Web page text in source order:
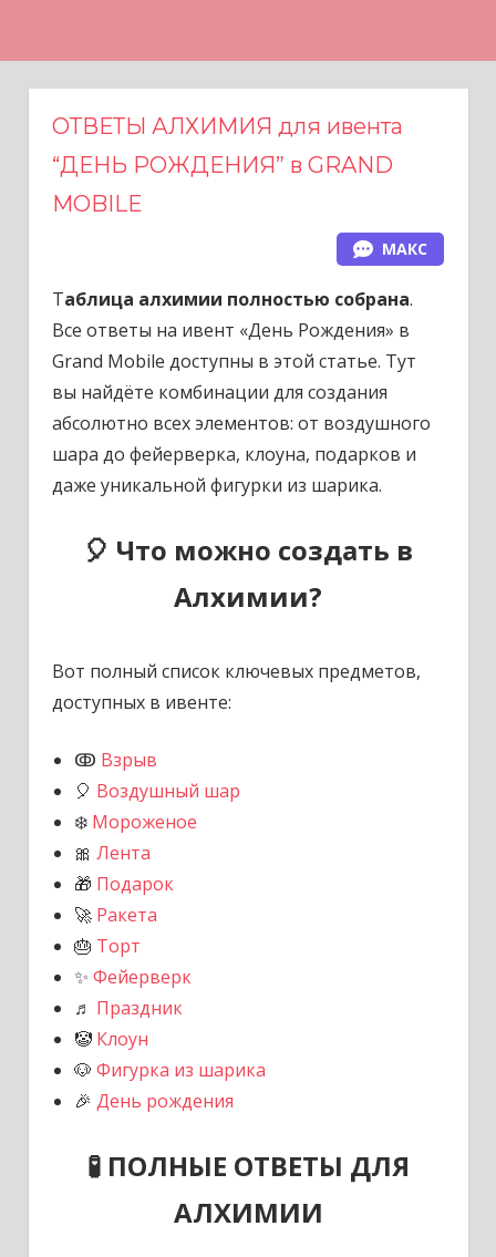
ОТВЕТЫ АЛХИМИЯ для ивента
“ДЕНЬ РОЖДЕНИЯ” в GRAND
MOBILE
МАКС
Таблица алхимии полностью собрана.
Все ответы на ивент «День Рождения» в
Grand Mobile доступны в этой статье. Тут
вы найдёте комбинации для создания
абсолютно всех элементов: от воздушного
шара до фейерверка, клоуна, подарков и
даже уникальной фигурки из шарика.
🎈 Что можно создать в
Алхимии?
Вот полный список ключевых предметов,
доступных в ивенте:
ↂ Взрыв
🎈 Воздушный шар
❄️ Мороженое
🎀 Лента
🎁 Подарок
🚀 Ракета
🎂 Торт
✨ Фейерверк
♬ Праздник
🤡 Клоун
🐶 Фигурка из шарика
🎉 День рождения
🧪 ПОЛНЫЕ ОТВЕТЫ ДЛЯ
АЛХИМИИ